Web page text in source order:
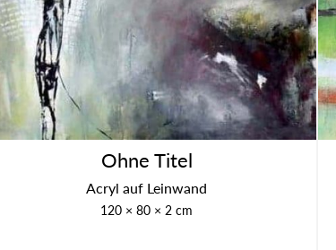
Ohne Titel
Acryl auf Lein­wand
120 × 80 × 2 cm